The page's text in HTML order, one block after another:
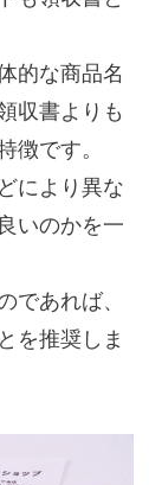
的な商品名
収書よりも
徴です。
により異な
いのかを一
であれば、
を推奨しま